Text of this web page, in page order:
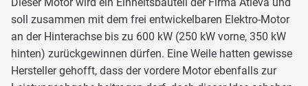
soll zusammen mit dem frei entwickelbaren Elektro-Motor
an der Hinterachse bis zu 600 kW (250 kW vorne, 350 kW
hinten) zurückgewinnen dürfen. Eine Weile hatten gewisse
Hersteller gehofft, dass der vordere Motor ebenfalls zur